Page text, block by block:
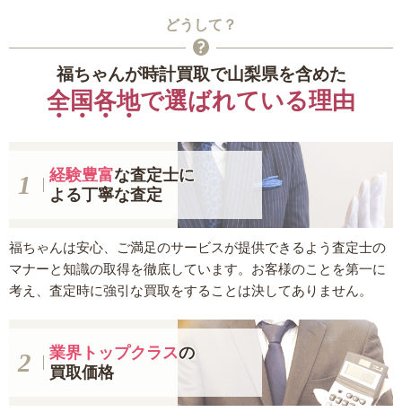
どうして？
福ちゃんが時計買取で山梨県を含めた
全国各地で選ばれている理由
経験豊富な査定士に
よる丁寧な査定
福ちゃんは安心、ご満足のサービスが提供できるよう査定士の
マナーと知識の取得を徹底しています。お客様のことを第一に
考え、査定時に強引な買取をすることは決してありません。
業界トップクラスの
買取価格